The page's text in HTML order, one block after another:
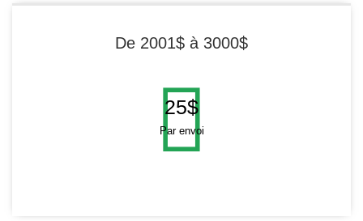
De 2001$ à 3000$
25$
Par envoi